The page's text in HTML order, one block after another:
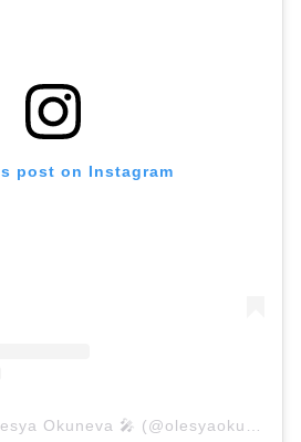
post on Instagram